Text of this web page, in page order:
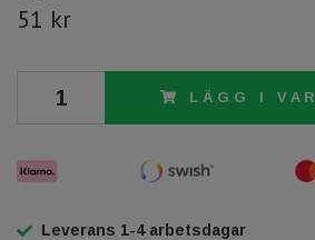
51 kr
LÄGG I
Leverans 1-4 arbetsdagar